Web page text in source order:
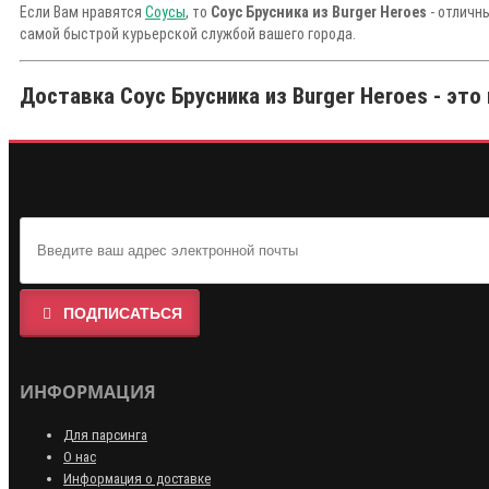
Если Вам нравятся Соусы, то Соус Брусника из Burger Heroes -
самой быстрой курьерской службой вашего города.
Доставка Соус Брусника из Burger Heroes -
ПОДПИСАТЬСЯ
ИНФОРМАЦИЯ
Для парсинга
О нас
Информация о доставке